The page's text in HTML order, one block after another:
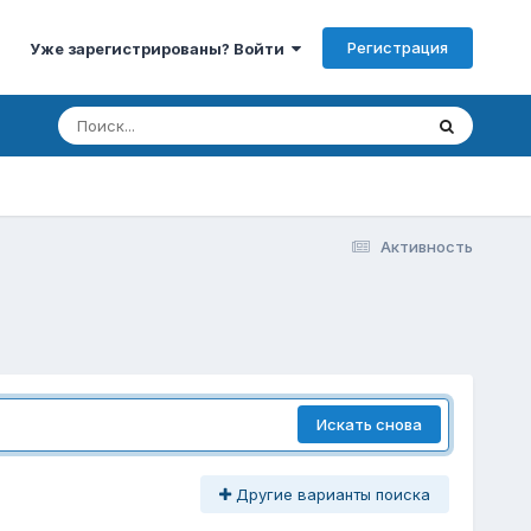
Уже зарегистрированы? Войти Регистрация
Активность
Искать снова
Другие варианты поиска